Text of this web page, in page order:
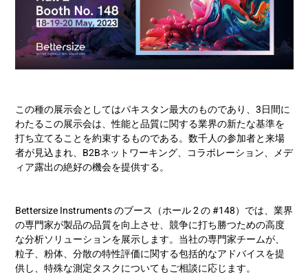
この種の展示会としてはパキスタン最大のものであり、3日間に
わたるこの展示会は、性能と品質に関する業界の新たな基準を
打ち立てることを約束するものである。数千人の参加者と来場
者が見込まれ、B2Bネットワーキング、コラボレーション、メデ
ィア露出の絶好の機会を提供する。
Bettersize Instruments のブース（ホール 2 の #148）では、業界
の専門家が製品の品質を向上させ、競争に打ち勝つための高度
な分析ソリューションを展示します。当社の専門家チームが、
粒子、粉体、分散の特性評価に関する包括的なアドバイスを提
供し、特殊な測定タスクについてもご相談に応じます。